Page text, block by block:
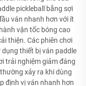
pickleball bằng sợi
ván nhanh hơn với ít
vận tốc bóng cao
thiện. Các phiên chơi
dụng thiết bị ván paddle
trải nghiệm giảm đáng
xảy ra khi dùng
định vị ván nhanh hơn